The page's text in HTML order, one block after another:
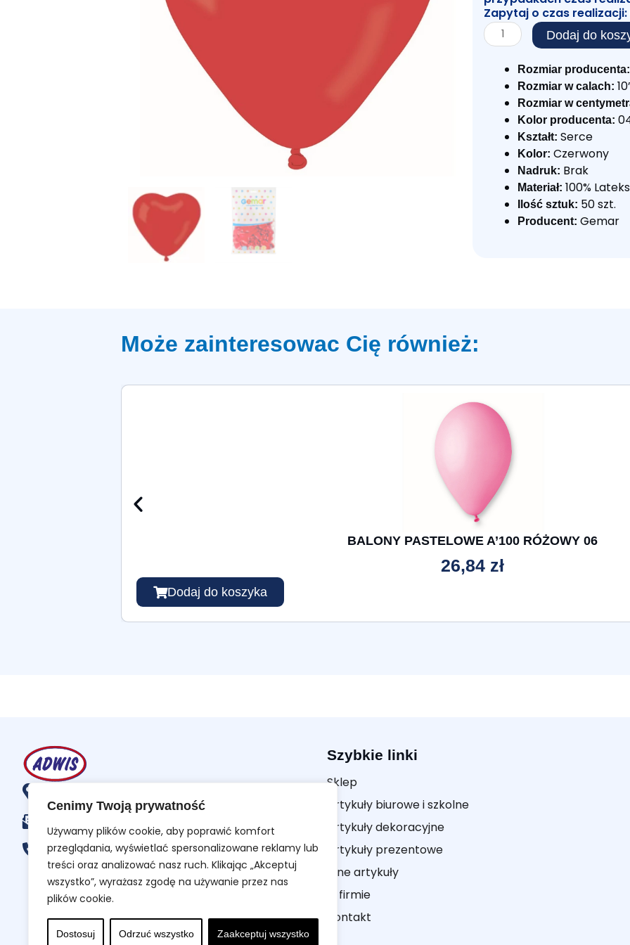
Cenimy Twoją prywatność
Używamy plików cookie, aby poprawić komfort
przeglądania, wyświetlać spersonalizowane reklamy lub
treści oraz analizować nasz ruch. Klikając „Akceptuj
wszystko”, wyrażasz zgodę na używanie przez nas
plików cookie.
Dostosuj Odrzuć wszystko Zaakceptuj wszystko
Zapytaj o czas realizacji:
ilość
BALON
CZERWONE
Dodaj do
Rozmiar producenta:
Rozmiar w calach:
Rozmiar w
Kolor producenta:
Kształt: Serce
Kolor: Czerwony
Nadruk: Brak
Materiał: 100% Lateks
Ilość sztuk: 50 szt.
Producent: Gemar
Może zainteresowac Cię również:
BALONY PASTELOWE A’100 RÓŻOWY 06
26,84 zł
Dodaj do koszyka
+48 607 602 602
Szybkie linki
Sklep
Artykuły biurowe i szkolne
Artykuły dekoracyjne
Artykuły prezentowe
Inne artykuły
O firmie
Kontakt